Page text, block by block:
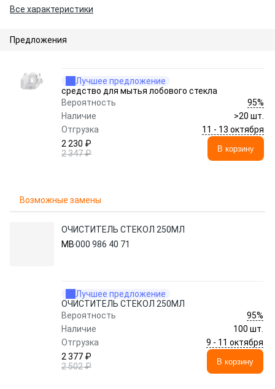
Все характеристики
Предложения
Лучшее предложение
средство для мытья лобового стекла
Вероятность
95%
Наличие
>20 шт.
Отгрузка
11 - 13 октября
2 230 ₽
2 347 ₽
В корзину
Возможные замены
ОЧИСТИТЕЛЬ СТЕКОЛ 250МЛ
MB000 986 40 71
Лучшее предложение
ОЧИСТИТЕЛЬ СТЕКОЛ 250МЛ
Вероятность
95%
Наличие
100 шт.
Отгрузка
9 - 11 октября
2 377 ₽
2 502 ₽
В корзину